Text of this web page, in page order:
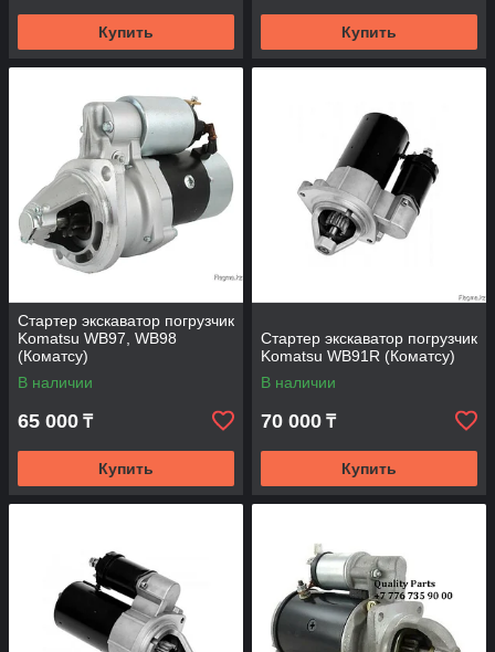
Купить Купить
Стартер экскаватор погрузчик
Komatsu WB97, WB98
(Коматсу)
В наличии
65 000 ₸
Купить
Стартер экскаватор погрузчик
Komatsu WB91R (Коматсу)
В наличии
70 000 ₸
Купить